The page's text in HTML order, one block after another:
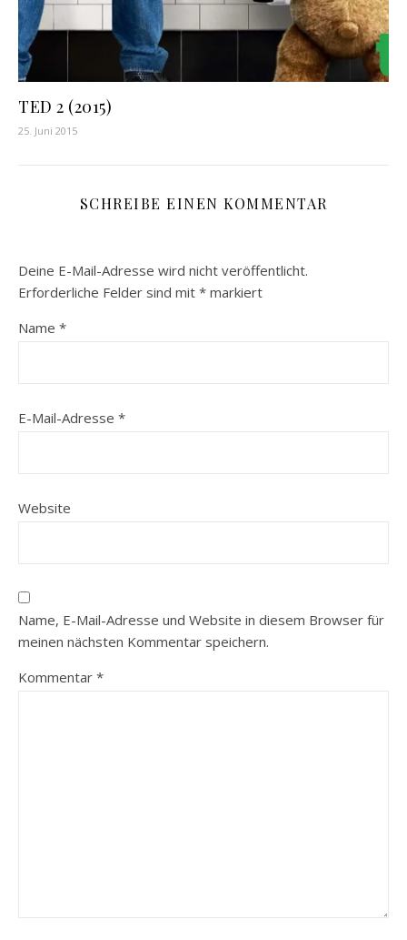
TED 2 (2015)
25. Juni 2015
SCHREIBE EINEN KOMMENTAR
Deine E-Mail-Adresse wird nicht veröffentlicht.
Erforderliche Felder sind mit * markiert
Name *
E-Mail-Adresse *
Website
Name, E-Mail-Adresse und Website in diesem Browser für
meinen nächsten Kommentar speichern.
Kommentar *